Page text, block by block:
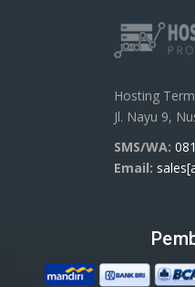
Hosting
Jl. Nayu 9,
SMS/WA:
Email: